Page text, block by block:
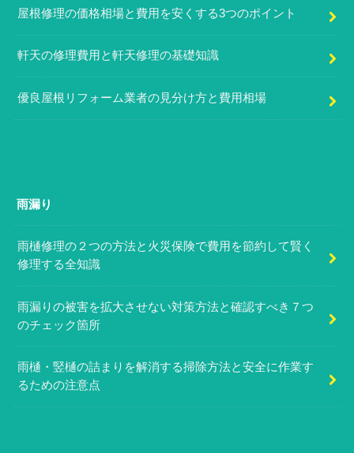
屋根修理の価格相場と費用を安くする3つのポイント
軒天の修理費用と軒天修理の基礎知識
優良屋根リフォーム業者の見分け方と費用相場
雨漏り
雨樋修理の２つの方法と火災保険で費用を節約して賢く
修理する全知識
雨漏りの被害を拡大させない対策方法と確認すべき７つ
のチェック箇所
雨樋・竪樋の詰まりを解消する掃除方法と安全に作業す
るための注意点